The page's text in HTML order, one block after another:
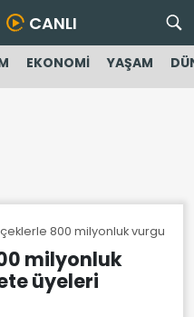
CANLI
EKONOMİ YAŞAM
800 milyonluk vurgun
milyonluk
üyeleri